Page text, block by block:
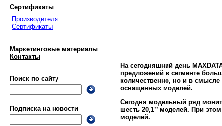
Сертификаты
Производителя
Сертификаты
Маркетинговые материалы
Контакты
Поиск по сайту
Подписка на новости
На сегодняшний день
предложений в сегменте
количественно, но и в смысле
оснащенных моделей.
Сегодня модельный ряд
шесть 20,1’’ моделей. При
моделей.